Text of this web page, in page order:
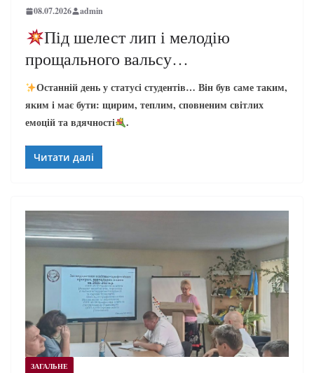
08.07.2026 admin
Під шелест лип і мелодію
прощального вальсу…
Останній день у статусі студентів… Він був саме таким,
яким і має бути: щирим, теплим, сповненим світлих
емоцій та вдячності
.
Читати далі
ЗАГАЛЬНЕ